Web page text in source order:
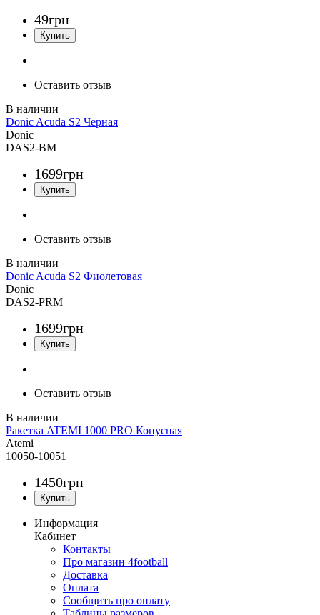
49грн
Оставить отзыв
Donic Acuda S2 Черная
Donic
DAS2-BM
1699грн
Оставить отзыв
Donic Acuda S2 Фиолетовая
Donic
DAS2-PRM
1699грн
Оставить отзыв
Ракетка ATEMI 1000 PRO Конусная
Atemi
10050-10051
1450грн
Информация
Кабинет
Контакты
Про магазин 4football
Доставка
Оплата
Сообщить про оплату